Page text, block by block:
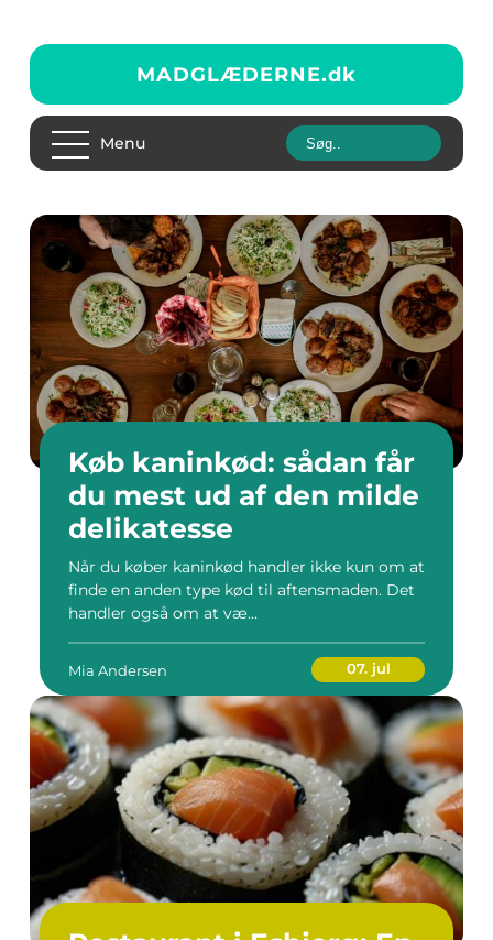
MADGLÆDERNE.dk
Menu
Køb kaninkød: sådan får
du mest ud af den milde
delikatesse
Når du køber kaninkød handler ikke kun om at
finde en anden type kød til aftensmaden. Det
handler også om at væ...
Mia Andersen 07. jul